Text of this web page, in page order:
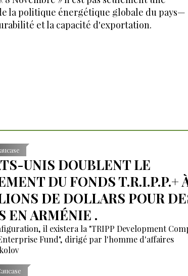
la politique énergétique globale du pays—
et la capacité d'exportation.
UNIS DOUBLENT LE
DU FONDS T.R.I.P.P.+
DE DOLLARS POUR
EN ARMÉNIE .
il existera la "TRIPP Development
Fund", dirigé par l'homme d'affaires